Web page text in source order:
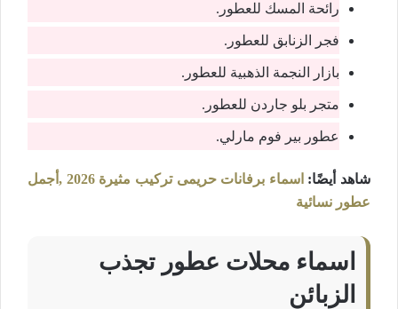
رائحة المسك للعطور.
فجر الزنابق للعطور.
بازار النجمة الذهبية للعطور.
متجر بلو جاردن للعطور.
عطور بير فوم مارلي.
شاهد أيضًا:
اسماء برفانات حريمى تركيب مثيرة 2026 ,أجمل
عطور نسائية
اسماء محلات عطور تجذب
الزبائن